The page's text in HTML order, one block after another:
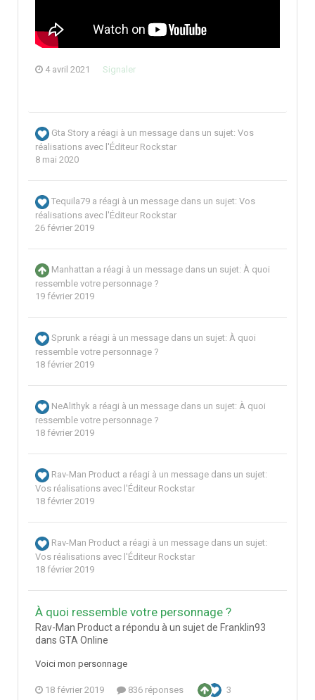
4 avril 2021 Signaler
Gta Story a réagi à un message dans un sujet: Vos
réalisations avec l'Éditeur Rockstar
8 mai 2020
Tequila79 a réagi à un message dans un sujet: Vos
réalisations avec l'Éditeur Rockstar
26 février 2019
Manhattan a réagi à un message dans un sujet: À quoi
ressemble votre personnage ?
19 février 2019
Sprunk a réagi à un message dans un sujet: À quoi
ressemble votre personnage ?
18 février 2019
NeAlithyk a réagi à un message dans un sujet: À quoi
ressemble votre personnage ?
18 février 2019
Rav-Man Product a réagi à un message dans un sujet:
Vos réalisations avec l'Éditeur Rockstar
18 février 2019
Rav-Man Product a réagi à un message dans un sujet:
Vos réalisations avec l'Éditeur Rockstar
18 février 2019
À quoi ressemble votre personnage ?
Rav-Man Product a répondu à un sujet de Franklin93
dans GTA Online
Voici mon personnage
18 février 2019 836 réponses 3